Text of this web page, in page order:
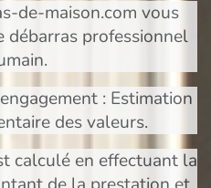
de-maison.com vous
débarras professionnel
: Estimation
des valeurs.
calculé en effectuant la